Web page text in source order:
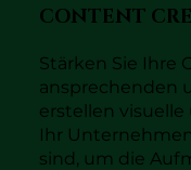
CONTENT
Stärken Sie Ihre
ansprechenden
erstellen
Ihr
sind, um die